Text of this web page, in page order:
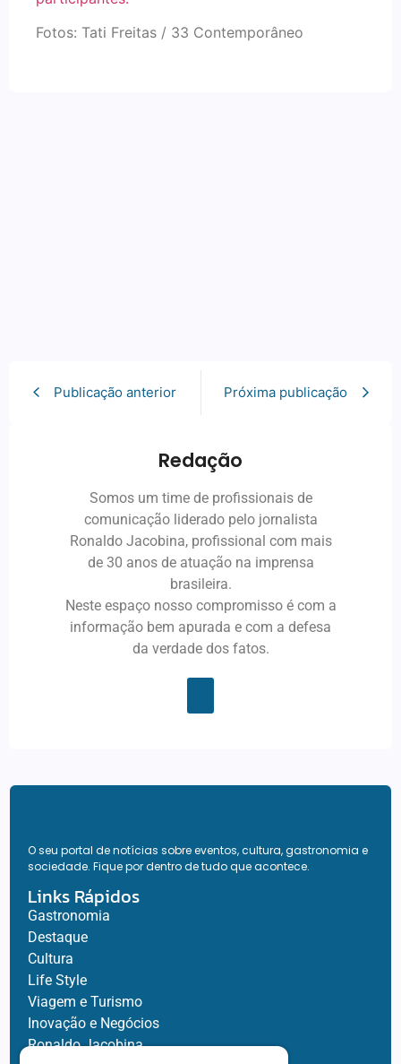
Fotos: Tati Freitas / 33 Contemporâneo
Publicação anterior Próxima publicação
Redação
Somos um time de profissionais de
comunicação liderado pelo jornalista
Ronaldo Jacobina, profissional com mais
de 30 anos de atuação na imprensa
brasileira.
Neste espaço nosso compromisso é com a
informação bem apurada e com a defesa
da verdade dos fatos.
O seu portal de notícias sobre eventos, cultura, gastronomia e
sociedade. Fique por dentro de tudo que acontece.
Links Rápidos
Gastronomia
Destaque
Cultura
Life Style
Viagem e Turismo
Inovação e Negócios
Ronaldo Jacobina